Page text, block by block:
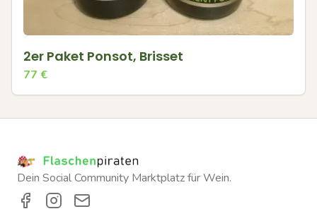
2er Paket Ponsot, Brisset
77 €
Dein Social Community Marktplatz für Wein.